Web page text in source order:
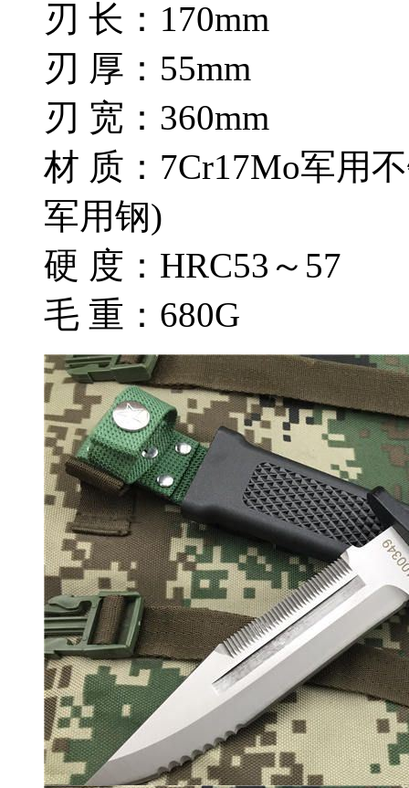
刃 长：170mm
刃 厚：55mm
刃 宽：360mm
材 质：7Cr17Mo军用
军用钢)
硬 度：HRC53～57
毛 重：680G